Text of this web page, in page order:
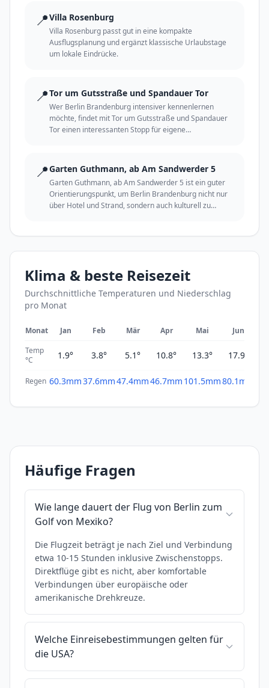
📍Villa Rosenburg
Villa Rosenburg passt gut in eine kompakte
Ausflugsplanung und ergänzt klassische Urlaubstage
um lokale Eindrücke.
📍Tor um Gutsstraße und Spandauer Tor
Wer Berlin Brandenburg intensiver kennenlernen
möchte, findet mit Tor um Gutsstraße und Spandauer
Tor einen interessanten Stopp für eigene
📍Garten Guthmann, ab Am Sandwerder 5
Garten Guthmann, ab Am Sandwerder 5 ist ein guter
Orientierungspunkt, um Berlin Brandenburg nicht nur
über Hotel und Strand, sondern auch kulturell zu
Klima & beste Reisezeit
Durchschnittliche Temperaturen und Niederschlag
pro Monat
Monat Jan Feb Mär Apr Mai Jun
Temp
°C
1.9° 3.8° 5.1° 10.8° 13.3° 17.9°
Regen 60.3mm37.6mm47.4mm46.7mm 101.5mm80.1mm
Häufige Fragen
Wie lange dauert der Flug von Berlin zum
Golf von Mexiko?
Die Flugzeit beträgt je nach Ziel und Verbindung
etwa 10-15 Stunden inklusive Zwischenstopps.
Direktflüge gibt es nicht, aber komfortable
Verbindungen über europäische oder
amerikanische Drehkreuze.
Welche Einreisebestimmungen gelten für
die USA?